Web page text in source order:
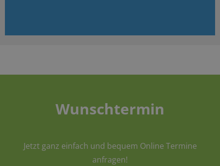
Wunschtermin
Jetzt ganz einfach und bequem Online Termine
anfragen!